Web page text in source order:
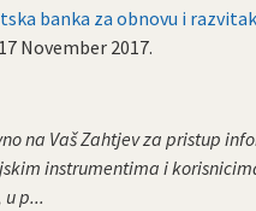
banka za obnovu i
17 November 2017.
na Vaš Zahtjev za pristup
instrumentima i
p...